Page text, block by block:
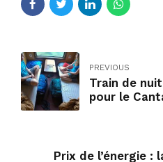
PREVIOUS
Train de
pour le
Prix de l’énergie :